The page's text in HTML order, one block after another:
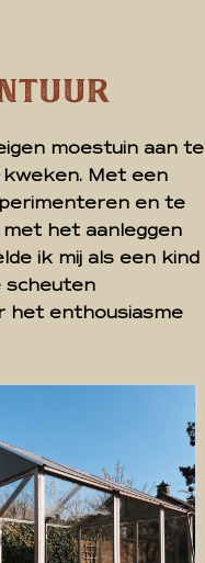
moestuin aan te
Met een
en te
het aanleggen
ik mij als een kind
scheuten
het enthousiasme